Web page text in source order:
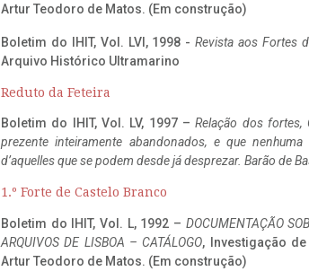
Artur Teodoro de Matos. (Em construção)
Boletim do IHIT, Vol. LVI, 1998 -Revista aos Fortes
Arquivo Histórico Ultramarino
Reduto da Feteira
Boletim do IHIT, Vol. LV, 1997 –Relação dos
prezente inteiramente abandonados, e que
d’aquelles que se podem desde já desprezar. Barão de
1.º Forte de Castelo Branco
Boletim do IHIT, Vol. L, 1992 – DOCUMENTAÇÃO
ARQUIVOS DE LISBOA – CATÁLOGO, Investigação
Artur Teodoro de Matos. (Em construção)